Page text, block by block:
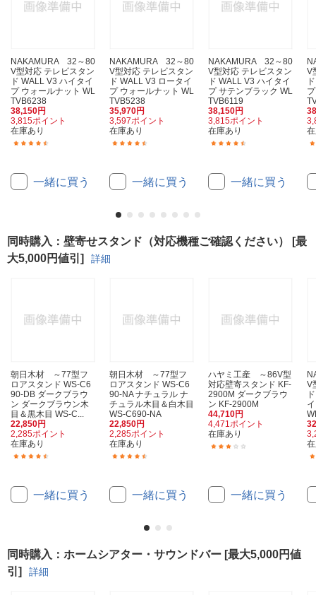
NAKAMURA 32～80
V型対応 テレビスタン
ド WALL V3 ハイタイ
プ ウォールナット WL
TVB6238
38,150円
3,815ポイント
在庫あり
一緒に買う
NAKAMURA 32～80
V型対応 テレビスタン
ド WALL V3 ロータイ
プ ウォールナット WL
TVB5238
35,970円
3,597ポイント
在庫あり
一緒に買う
NAKAMURA 32～80
V型対応 テレビスタン
ド WALL V3 ハイタイ
プ サテンブラック WL
TVB6119
38,150円
3,815ポイント
在庫あり
一緒に買う
V
同時購入：壁寄せスタンド（対応機種ご確認ください） [最
大5,000円値引]
詳細
朝日木材 ～77型フ
ロアスタンド WS-C6
90-DB ダークブラウ
ン ダークブラウン木
目＆黒木目 WS-C...
22,850円
2,285ポイント
在庫あり
一緒に買う
朝日木材 ～77型フ
ロアスタンド WS-C6
90-NA ナチュラル ナ
チュラル木目＆白木目
WS-C690-NA
22,850円
2,285ポイント
在庫あり
一緒に買う
ハヤミ工産 ～86V型
対応壁寄スタンド KF-
2900M ダークブラウ
ン KF-2900M
44,710円
4,471ポイント
在庫あり
一緒に買う
V
同時購入：ホームシアター・サウンドバー [最大5,000円値
引]
詳細